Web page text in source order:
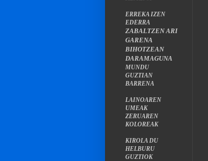
ERREKA IZEN
EDERRA
ZABALTZEN ARI
GARENA
BIHOTZEAN
DARAMAGUNA
MUNDU
GUZTIAN
BARRENA
LAINOAREN
UMEAK
ZERUAREN
KOLOREAK
KIROLA DU
HELBURU
GUZTIOK